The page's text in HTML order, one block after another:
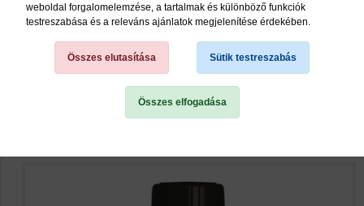
weboldal forgalomelemzése, a tartalmak és különböző funkciók
testreszabása és a releváns ajánlatok megjelenítése érdekében.
Összes elutasítása Sütik testreszabás
Összes elfogadása
Primerek